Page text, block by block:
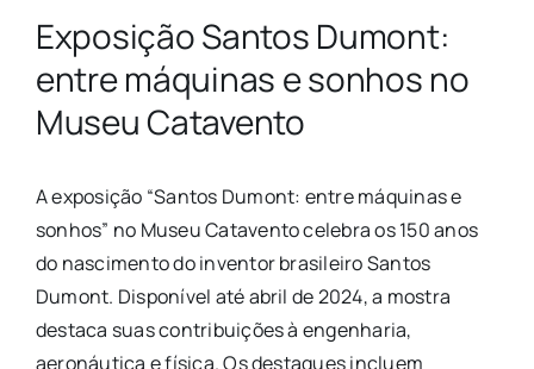
Exposição Santos Dumont:
entre máquinas e sonhos no
Museu Catavento
A exposição “Santos Dumont: entre máquinas e
sonhos” no Museu Catavento celebra os 150 anos
do nascimento do inventor brasileiro Santos
Dumont. Disponível até abril de 2024, a mostra
destaca suas contribuições à engenharia,
aeronáutica e física. Os destaques incluem